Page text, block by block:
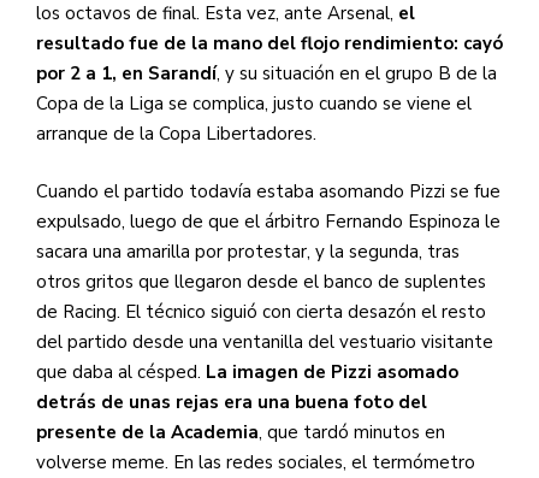
los octavos de final. Esta vez, ante Arsenal, el
resultado fue de la mano del flojo rendimiento: cayó
por 2 a 1, en Sarandí, y su situación en el grupo B de la
Copa de la Liga se complica, justo cuando se viene el
arranque de la Copa Libertadores.
Cuando el partido todavía estaba asomando Pizzi se fue
expulsado, luego de que el árbitro Fernando Espinoza le
sacara una amarilla por protestar, y la segunda, tras
otros gritos que llegaron desde el banco de suplentes
de Racing. El técnico siguió con cierta desazón el resto
del partido desde una ventanilla del vestuario visitante
que daba al césped. La imagen de Pizzi asomado
detrás de unas rejas era una buena foto del
presente de la Academia, que tardó minutos en
volverse meme. En las redes sociales, el termómetro